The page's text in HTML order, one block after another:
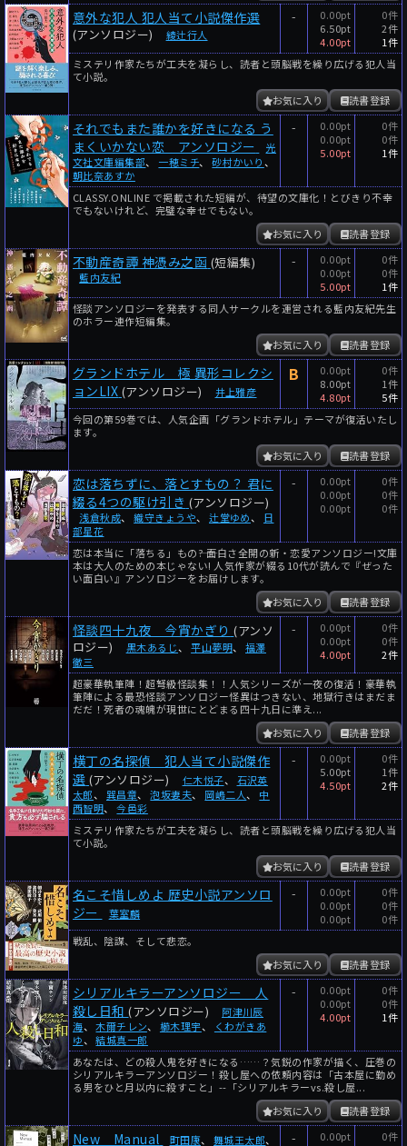
意外な犯人 犯人当て小説傑作選
(アンソロジー) 綾辻行人
-
0.00pt
6.50pt
4.00pt
0件
2件
1件
ミステリ作家たちが工夫を凝らし、読者と頭脳戦を繰り広げる犯人当
て小説。
読書登録
お気に入り
それでもまた誰かを好きになる う
まくいかない恋 アンソロジー
光
文社文庫編集部、 一穂ミチ、砂村かいり、
朝比奈あすか
-
0.00pt
0.00pt
5.00pt
0件
0件
1件
CLASSY.ONLINE で掲載された短編が、待望の文庫化！とびきり不幸
でもないけれど、完璧な幸せでもない。
読書登録
お気に入り
不動産奇譚 神憑み之函 (短編集)
藍内友紀
-
0.00pt
0.00pt
5.00pt
0件
0件
1件
怪談アンソロジーを発表する同人サークルを運営される藍内友紀先生
のホラー連作短編集。
読書登録
お気に入り
グランドホテル 極 異形コレクシ
ョンLIX (アンソロジー) 井上雅彦
B
0.00pt
8.00pt
4.80pt
0件
1件
5件
今回の第59巻では、人気企画「グランドホテル」テーマが復活いたし
ます。
読書登録
お気に入り
恋は落ちずに、落とすもの？ 君に
綴る4つの駆け引き (アンソロジー)
浅倉秋成、織守きょうや、辻堂ゆめ、 日
部星花
-
0.00pt
0.00pt
0.00pt
0件
0件
0件
恋は本当に「落ちる」もの――? 面白さ全開の新・恋愛アンソロジー!文庫
本は大人のための本じゃない! 人気作家が綴る10代が読んで『ぜった
い面白い』アンソロジーをお届けします。
読書登録
お気に入り
怪談四十九夜 今宵かぎり (アンソ
ロジー)
黒木あるじ、平山夢明、 福澤
徹三
-
0.00pt
0.00pt
4.00pt
0件
0件
2件
超豪華執筆陣！超弩級怪談集！！人気シリーズが一夜の復活！豪華執
筆陣による最恐怪談アンソロジー怪異はつきない、地獄行きはまだま
だだ！死者の魂魄が現世にとどまる四十九日に準え...
読書登録
お気に入り
横丁の名探偵 犯人当て小説傑作
選 (アンソロジー) 仁木悦子、 石沢英
太郎、 巽昌章、泡坂妻夫、 岡嶋二人、 中
西智明、今邑彩
-
0.00pt
5.00pt
4.50pt
0件
1件
2件
ミステリ作家たちが工夫を凝らし、読者と頭脳戦を繰り広げる犯人当
て小説。
読書登録
お気に入り
名こそ惜しめよ 歴史小説アンソロ
ジー
葉室麟
-
0.00pt
0.00pt
0.00pt
0件
0件
0件
戦乱、陰謀、そして悲恋。
読書登録
お気に入り
シリアルキラーアンソロジー 人
殺し日和 (アンソロジー)
阿津川辰
海、木爾チレン、 櫛木理宇、
くわがきあ
ゆ、結城真一郎
-
0.00pt
0.00pt
4.00pt
0件
0件
1件
あなたは、どの殺人鬼を好きになる……？気鋭の作家が描く、圧巻の
シリアルキラーアンソロジー！殺し屋への依頼内容は「古本屋に勤め
る男をひと月以内に殺すこと」--「シリアルキラーvs.殺し屋...
読書登録
お気に入り
New Manual 町田康、 舞城王太郎、 -
0.00pt
0件